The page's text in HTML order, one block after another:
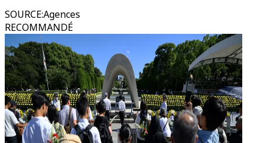
SOURCE:Agences
RECOMMANDÉ